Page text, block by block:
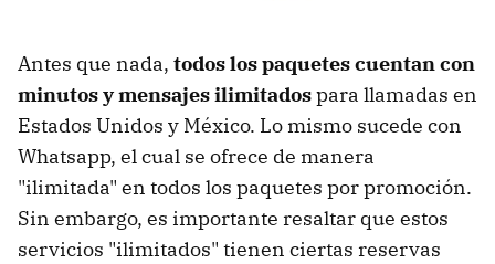
Antes que nada, todos los paquetes cuentan con
minutos y mensajes ilimitadospara llamadas en
Estados Unidos y México. Lo mismo sucede con
Whatsapp, el cual se ofrece de manera
"ilimitada" en todos los paquetes por promoción.
Sin embargo, es importante resaltar que estos
servicios "ilimitados" tienen ciertas reservas